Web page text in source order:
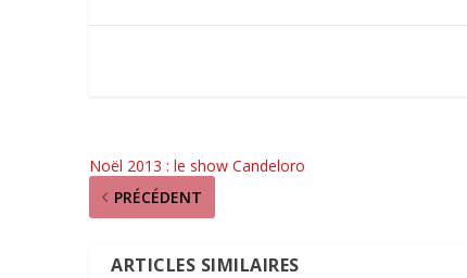
Noël 2013 : le show Candeloro
PRÉCÉDENT
ARTICLES SIMILAIRES